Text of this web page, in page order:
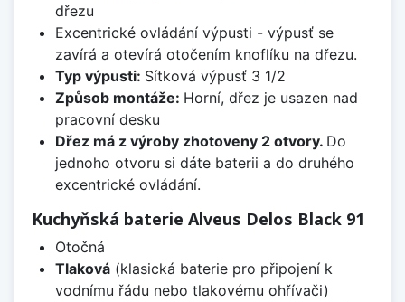
dřezu
Excentrické ovládání výpusti - výpusť se
zavírá a otevírá otočením knoflíku na dřezu.
Typ výpusti: Sítková výpusť 3 1/2
Způsob montáže: Horní, dřez je usazen nad
pracovní desku
Dřez má z výroby zhotoveny 2 otvory. Do
jednoho otvoru si dáte baterii a do druhého
excentrické ovládání.
Kuchyňská baterie Alveus Delos Black 91
Otočná
Tlaková(klasická baterie pro připojení k
vodnímu řádu nebo tlakovému ohřívači)